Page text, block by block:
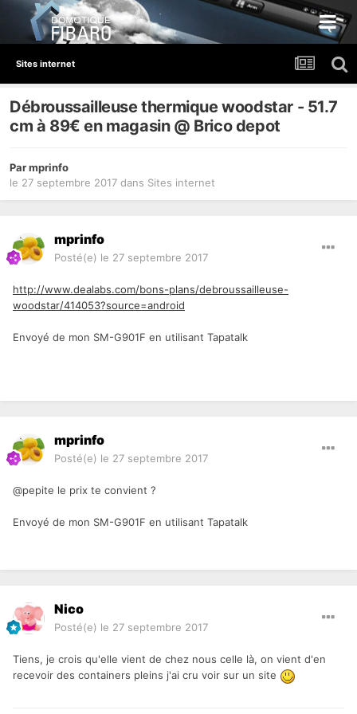
Sites internet
Débroussailleuse thermique woodstar - 51.7
cm à 89€ en magasin @ Brico depot
Parmprinfo
le 27 septembre 2017 dans Sites internet
mprinfo
Posté(e) le 27 septembre 2017
http://www.dealabs.com/bons-plans/debroussailleuse-
woodstar/414053?source=android
Envoyé de mon SM-G901F en utilisant Tapatalk
mprinfo
Posté(e) le 27 septembre 2017
@pepite le prix te convient ?
Envoyé de mon SM-G901F en utilisant Tapatalk
Nico
Posté(e) le 27 septembre 2017
Tiens, je crois qu'elle vient de chez nous celle là, on vient d'en
recevoir des containers pleins j'ai cru voir sur un site